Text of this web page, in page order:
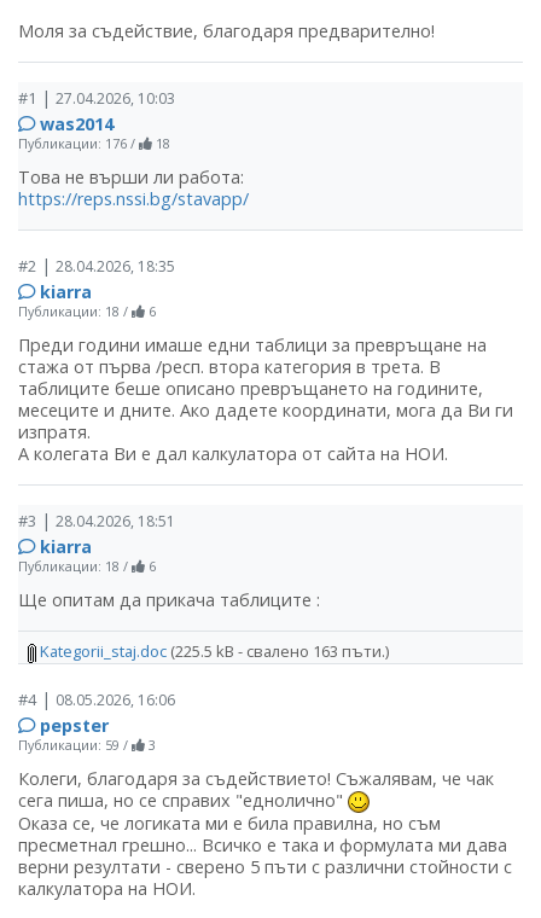
Моля за съдействие, благодаря предварително!
#1 | 27.04.2026, 10:03
was2014
Публикации: 176 / 18
Това не върши ли работа:
https://reps.nssi.bg/stavapp/
#2 | 28.04.2026, 18:35
kiarra
Публикации: 18 / 6
Преди години имаше едни таблици за превръщане на
стажа от първа /респ. втора категория в трета. В
таблиците беше описано превръщането на годините,
месеците и дните. Ако дадете координати, мога да Ви ги
изпратя.
А колегата Ви е дал калкулатора от сайта на НОИ.
#3 | 28.04.2026, 18:51
kiarra
Публикации: 18 / 6
Ще опитам да прикача таблиците :
Kategorii_staj.doc (225.5 kB - свалено 163 пъти.)
#4| 08.05.2026, 16:06
pepster
Публикации: 59 / 3
Колеги, благодаря за съдействието! Съжалявам, че чак
сега пиша, но се справих "еднолично"
Оказа се, че логиката ми е била правилна, но съм
пресметнал грешно... Всичко е така и формулата ми дава
верни резултати - сверено 5 пъти с различни стойности с
калкулатора на НОИ.